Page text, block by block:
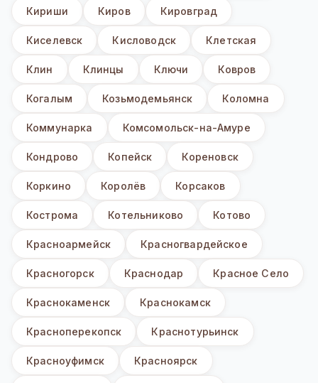
Кириши Киров Кировград
Киселевск Кисловодск Клетская
Клин Клинцы Ключи Ковров
Когалым Козьмодемьянск Коломна
Коммунарка Комсомольск-на-Амуре
Кондрово Копейск Кореновск
Коркино Королёв Корсаков
Кострома Котельниково Котово
Красноармейск Красногвардейское
Красногорск Краснодар Красное Село
Краснокаменск Краснокамск
Красноперекопск Краснотурьинск
Красноуфимск Красноярск